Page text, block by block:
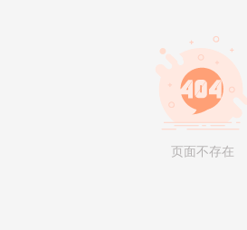
页面不存在